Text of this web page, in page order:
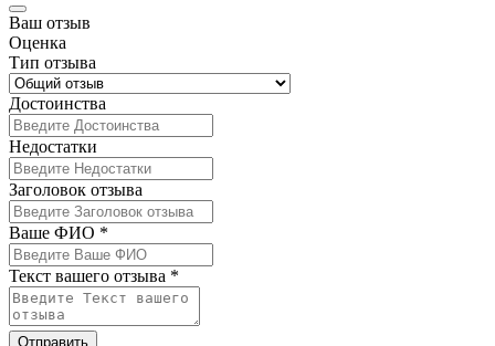
Ваш отзыв
Оценка
Тип отзыва
Достоинства
Недостатки
Заголовок отзыва
Ваше ФИО *
Текст вашего отзыва *
Отправить